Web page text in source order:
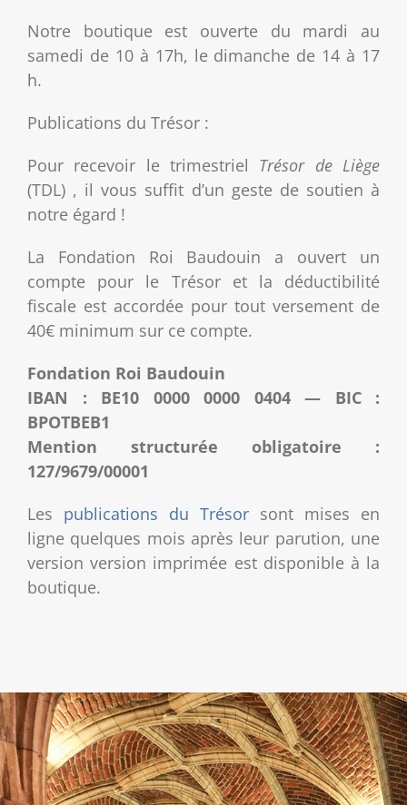
Notre boutique est ouverte du mardi au
samedi de 10 à 17h, le dimanche de 14 à 17
h.
Publications du Trésor :
Pour recevoir le trimestriel Trésor de Liège
(TDL) , il vous suffit d’un geste de soutien à
notre égard !
La Fondation Roi Baudouin a ouvert un
compte pour le Trésor et la déductibilité
fiscale est accordée pour tout versement de
40€ minimum sur ce compte.
Fondation Roi Baudouin
IBAN : BE10 0000 0000 0404 — BIC :
BPOTBEB1
Mention structurée obligatoire :
127/9679/00001
Les publications du Trésor sont mises en
ligne quelques mois après leur parution, une
version version imprimée est disponible à la
boutique.